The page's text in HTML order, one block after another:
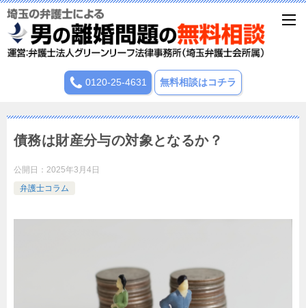
0120-25-4631 無料相談はコチラ
債務は財産分与の対象となるか？
公開日： 2025年3月4日
弁護士コラム